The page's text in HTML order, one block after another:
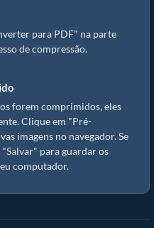
para PDF" na parte
de compressão.
forem comprimidos, eles
Clique em "Pré-
imagens no navegador. Se
para guardar os
computador.